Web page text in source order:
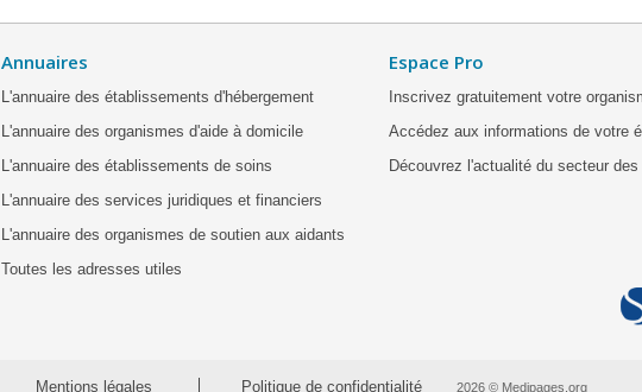
Annuaires
L'annuaire des établissements d'hébergement
L'annuaire des organismes d'aide à domicile
L'annuaire des établissements de soins
L'annuaire des services juridiques et financiers
L'annuaire des organismes de soutien aux aidants
Toutes les adresses utiles
Espace Pro
Inscrivez gratuitement votre
Accédez aux informations de votre
Découvrez l'actualité du secteur des
Mentions légales Politique de confidentialité 2026 © Medipages.org